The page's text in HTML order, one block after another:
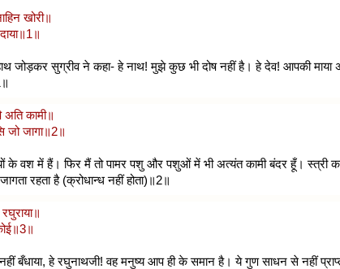
खोरी॥
जोड़कर सुग्रीव ने कहा- हे नाथ! मुझे कुछ भी दोष नहीं है। हे देव! आपकी माया
अति कामी॥
जो जागा॥2॥
के वश में हैं। फिर मैं तो पामर पशु और पशुओं में भी अत्यंत कामी बंदर हूँ। स्त्री
रहता है (क्रोधान्ध नहीं होता)॥2॥
बँधाया, हे रघुनाथजी! वह मनुष्य आप ही के समान है। ये गुण साधन से नहीं